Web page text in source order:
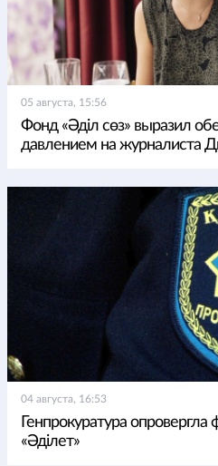
05 августа, 15:56
Фонд «Әділ сөз» выразил
давлением на журналиста
04 августа, 16:53
Генпрокуратура
«Әділет»